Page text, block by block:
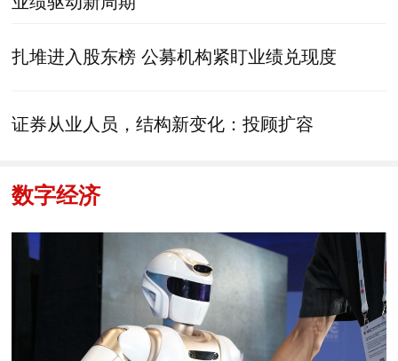
扎堆进入股东榜 公募机构紧盯业绩兑现度
证券从业人员，结构新变化：投顾扩容
数字经济